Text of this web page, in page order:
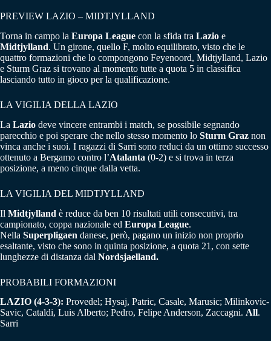
PREVIEW LAZIO – MIDTJYLLAND
Torna in campo la Europa League con la sfida tra Lazio e
Midtjylland. Un girone, quello F, molto equilibrato, visto che le
quattro formazioni che lo compongono Feyenoord, Midtjylland, Lazio
e Sturm Graz si trovano al momento tutte a quota 5 in classifica
lasciando tutto in gioco per la qualificazione.
LA VIGILIA DELLA LAZIO
La Lazio deve vincere entrambi i match, se possibile segnando
parecchio e poi sperare che nello stesso momento lo Sturm Graz non
vinca anche i suoi. I ragazzi di Sarri sono reduci da un ottimo successo
ottenuto a Bergamo contro l’Atalanta (0-2) e si trova in terza
posizione, a meno cinque dalla vetta.
LA VIGILIA DEL MIDTJYLLAND
Il Midtjylland è reduce da ben 10 risultati utili consecutivi, tra
campionato, coppa nazionale ed Europa League.
Nella Superpligaen danese, però, pagano un inizio non proprio
esaltante, visto che sono in quinta posizione, a quota 21, con sette
lunghezze di distanza dal Nordsjaelland.
PROBABILI FORMAZIONI
LAZIO (4-3-3): Provedel; Hysaj, Patric, Casale, Marusic; Milinkovic-
Savic, Cataldi, Luis Alberto; Pedro, Felipe Anderson, Zaccagni. All.
Sarri